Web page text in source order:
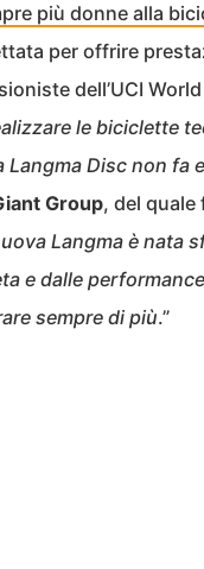
più donne alla
per offrire
dell’UCI
le biciclette
Langma Disc non fa
Group, del quale
Langma è nata
e dalle
sempre di più.”